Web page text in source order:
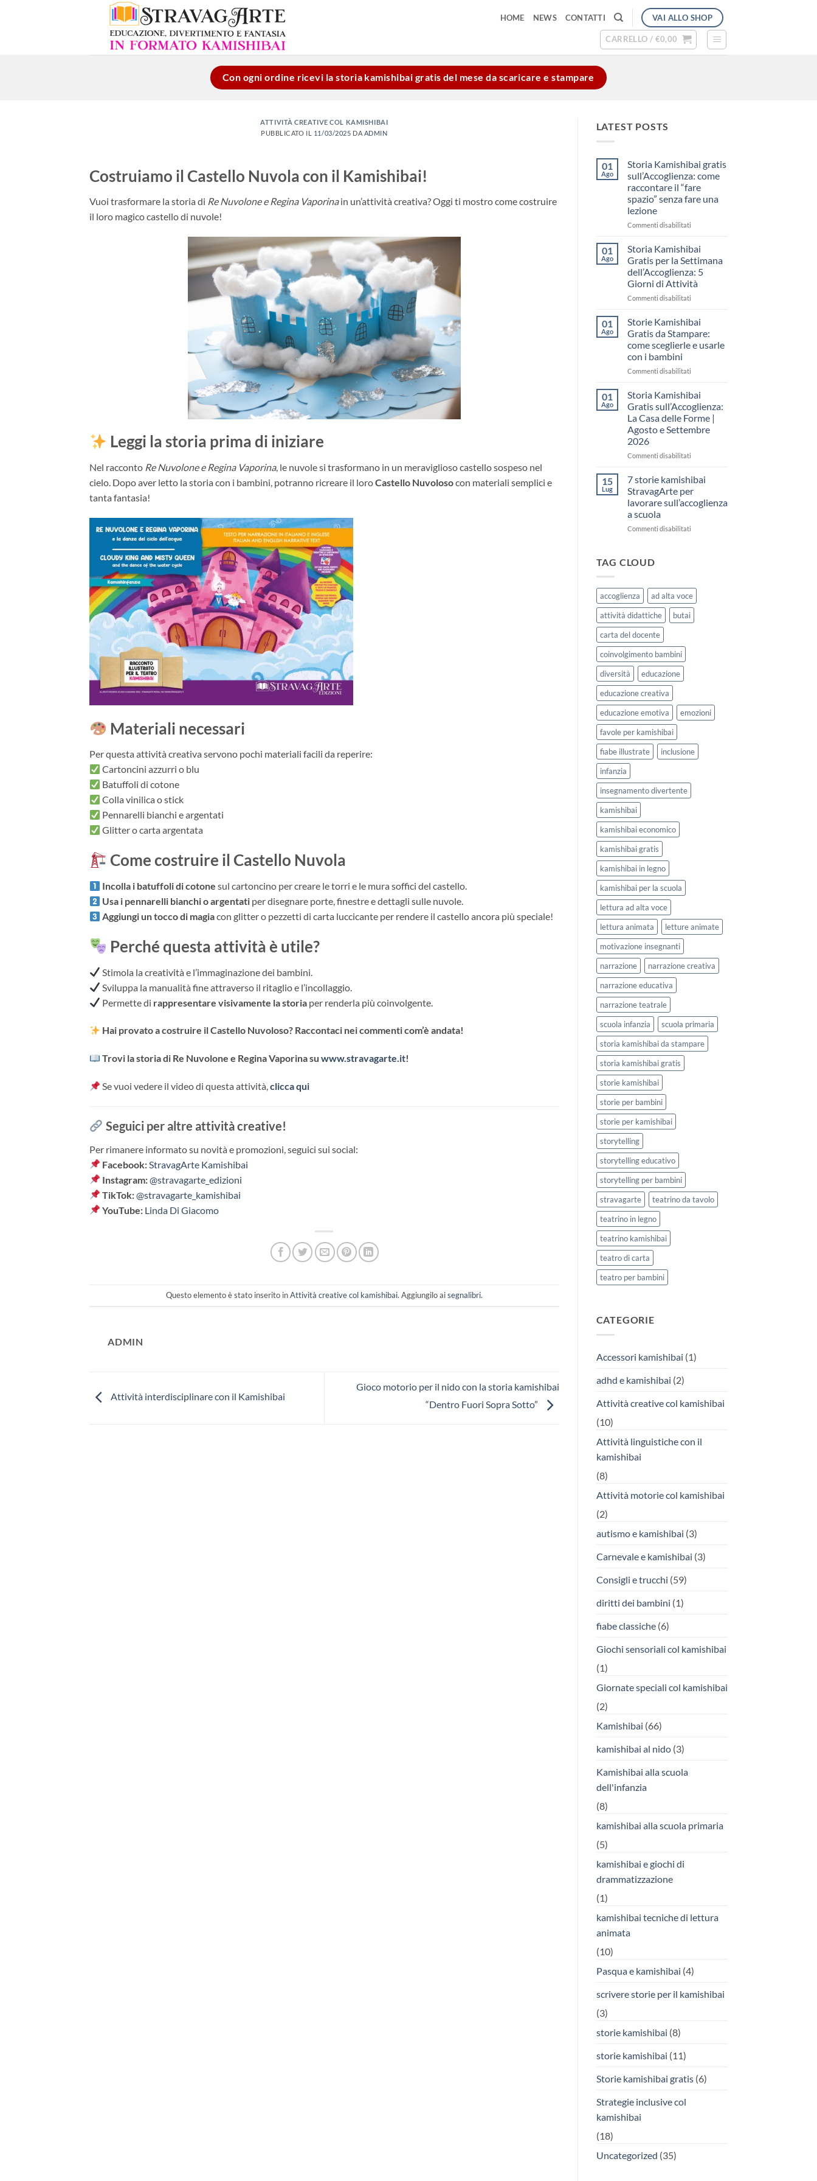
HOME NEWS CONTATTI VAI ALLO SHOP
CARRELLO / €0,00
Con ogni ordine ricevi la storia kamishibai gratis del mese da scaricare e stampare
ATTIVITÀ CREATIVE COL KAMISHIBAI
PUBBLICATO IL 11/03/2025 DA ADMIN
Costruiamo il Castello Nuvola con il Kamishibai!
Vuoi trasformare la storia di Re Nuvolone e Regina Vaporinain un’attività creativa? Oggi ti mostro come costruire
il loro magico castello di nuvole!
Leggi la storia prima di iniziare
Nel racconto Re Nuvolone e Regina Vaporina, le nuvole si trasformano in un meraviglioso castello sospeso nel
cielo. Dopo aver letto la storia con i bambini, potranno ricreare il loroCastello Nuvolosocon materiali semplici e
tanta fantasia!
Materiali necessari
Per questa attività creativa servono pochi materiali facili da reperire:
Cartoncini azzurri o blu
Batuffoli di cotone
Colla vinilica o stick
Pennarelli bianchi e argentati
Glitter o carta argentata
Come costruire il Castello Nuvola
Incolla i batuffoli di cotone sul cartoncino per creare le torri e le mura soffici del castello.
Usa i pennarelli bianchi o argentati per disegnare porte, finestre e dettagli sulle nuvole.
Aggiungi un tocco di magiacon glitter o pezzetti di carta luccicante per rendere il castello ancora più speciale!
Perché questa attività è utile?
Stimola la creatività e l’immaginazione dei bambini.
Sviluppa la manualità fine attraverso il ritaglio e l’incollaggio.
Permette di rappresentare visivamente la storia per renderla più coinvolgente.
Hai provato a costruire il Castello Nuvoloso? Raccontaci nei commenti com’è andata!
Trovi la storia di Re Nuvolone e Regina Vaporina suwww.stravagarte.it!
Se vuoi vedere il video di questa attività,clicca qui
Seguici per altre attività creative!
Per rimanere informato su novità e promozioni, seguici sui social:
Facebook: StravagArte Kamishibai
Instagram:@stravagarte_edizioni
TikTok:@stravagarte_kamishibai
YouTube: Linda Di Giacomo
Questo elemento è stato inserito inAttività creative col kamishibai. Aggiungilo aisegnalibri.
ADMIN
Attività interdisciplinare con il Kamishibai
Gioco motorio per il nido con la storia kamishibai
“Dentro Fuori Sopra Sotto”
LATEST POSTS
01
Ago
Storia Kamishibai gratis
sull’Accoglienza: come
raccontare il “fare
spazio” senza fare una
lezione
Commenti disabilitatisu
Kamishibai
gratis
sull’Accoglienza:
come
raccontare
il
senza
fare
una
01
Ago
Storia Kamishibai
Gratis per la Settimana
dell’Accoglienza: 5
Giorni di Attività
Commenti disabilitatisu
Kamishibai
Gratis
per
la
dell’Accoglienza:
di
Attività
01
Ago
Storie Kamishibai
Gratis da Stampare:
come sceglierle e usarle
con i bambini
Commenti disabilitatisu
Kamishibai
Gratis
da
Stampare:
come
e
i
bambini
01
Ago
Storia Kamishibai
Gratis sull’Accoglienza:
La Casa delle Forme |
Agosto e Settembre
2026
Commenti disabilitatisu
Kamishibai
Gratis
sull’Accoglienza:
La
delle
2026
15
Lug
7 storie kamishibai
StravagArte per
lavorare sull’accoglienza
a scuola
Commenti disabilitatisu
lavorare
sull’accoglienza
a
scuola
TAG CLOUD
accoglienza
ad alta voce
attività didattiche
butai
carta del docente
coinvolgimento bambini
diversità
educazione
educazione creativa
educazione emotiva
emozioni
favole per kamishibai
fiabe illustrate
inclusione
infanzia
insegnamento divertente
kamishibai
kamishibai economico
kamishibai gratis
kamishibai in legno
kamishibai per la scuola
lettura ad alta voce
lettura animata
letture animate
motivazione insegnanti
narrazione
narrazione creativa
narrazione educativa
narrazione teatrale
scuola infanzia
scuola primaria
storia kamishibai da stampare
storia kamishibai gratis
storie kamishibai
storie per bambini
storie per kamishibai
storytelling
storytelling educativo
storytelling per bambini
stravagarte
teatrino da tavolo
teatrino in legno
teatrino kamishibai
teatro di carta
teatro per bambini
CATEGORIE
Accessori kamishibai (1)
adhd e kamishibai (2)
Attività creative col kamishibai
(10)
Attività linguistiche con il
kamishibai
(8)
Attività motorie col kamishibai
(2)
autismo e kamishibai (3)
Carnevale e kamishibai (3)
Consigli e trucchi (59)
diritti dei bambini (1)
fiabe classiche(6)
Giochi sensoriali col kamishibai
(1)
Giornate speciali col kamishibai
(2)
Kamishibai (66)
kamishibai al nido(3)
Kamishibai alla scuola
dell'infanzia
(8)
kamishibai alla scuola primaria
(5)
kamishibai e giochi di
drammatizzazione
(1)
kamishibai tecniche di lettura
animata
(10)
Pasqua e kamishibai (4)
scrivere storie per il kamishibai
(3)
storie kamishibai (8)
storie kamishibai (11)
Storie kamishibai gratis(6)
Strategie inclusive col
kamishibai
(18)
Uncategorized (35)